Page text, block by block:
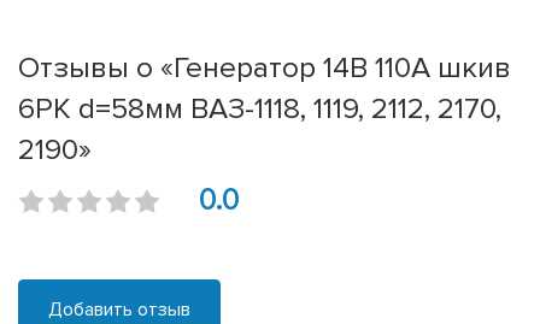
Отзывы о «Генератор 14В 110А шкив
6PK d=58мм ВАЗ-1118, 1119, 2112, 2170,
2190»
0.0
Добавить отзыв